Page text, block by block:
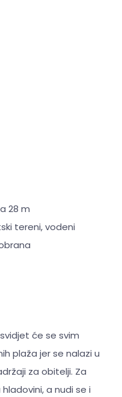
28 m
tereni, vodeni
će se svim
plaža jer se nalazi u
za obitelji. Za
a nudi se i